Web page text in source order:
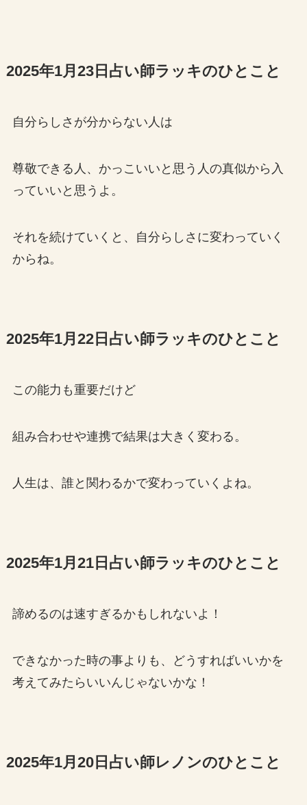
2025年1月23日占い師ラッキのひとこと
自分らしさが分からない人は
尊敬できる人、かっこいいと思う人の真似から入
っていいと思うよ。
それを続けていくと、自分らしさに変わっていく
からね。
2025年1月22日占い師ラッキのひとこと
この能力も重要だけど
組み合わせや連携で結果は大きく変わる。
人生は、誰と関わるかで変わっていくよね。
2025年1月21日占い師ラッキのひとこと
諦めるのは速すぎるかもしれないよ！
できなかった時の事よりも、どうすればいいかを
考えてみたらいいんじゃないかな！
2025年1月20日占い師レノンのひとこと